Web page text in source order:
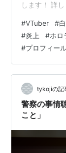
します！ 詳
かれていた「
り、本人の公
「こんな人？
なし！ 🌟 そ
によると、声
まれの可能性
#VTuber #
#炎上 #ホロ
#プロフィー
tykojiの記
警察の事情
こと」